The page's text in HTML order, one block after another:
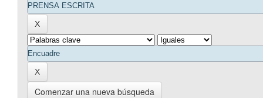
Comenzar una nueva búsqueda